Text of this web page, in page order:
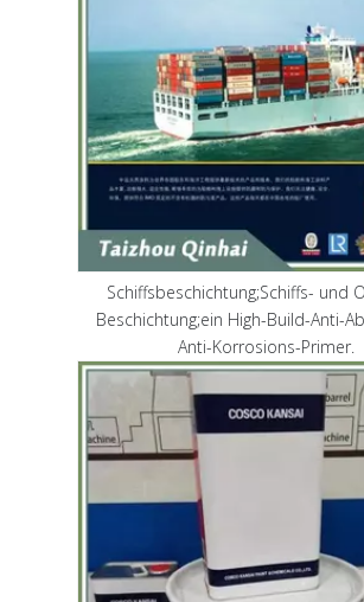
Schiffsbeschichtung;Schiffs- und
Beschichtung;ein High-Build-Anti-
Anti-Korrosions-Primer.